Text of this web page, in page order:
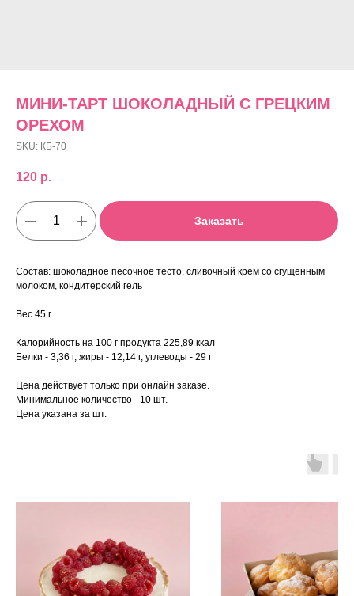
МИНИ-ТАРТ ШОКОЛАДНЫЙ С ГРЕЦКИМ
ОРЕХОМ
SKU: КБ-70
120 р.
Заказать
Состав: шоколадное песочное тесто, сливочный крем со сгущенным
молоком, кондитерский гель
Вес 45 г
Калорийность на 100 г продукта 225,89 ккал
Белки - 3,36 г, жиры - 12,14 г, углеводы - 29 г
Цена действует только при онлайн заказе.
Минимальное количество - 10 шт.
Цена указана за шт.